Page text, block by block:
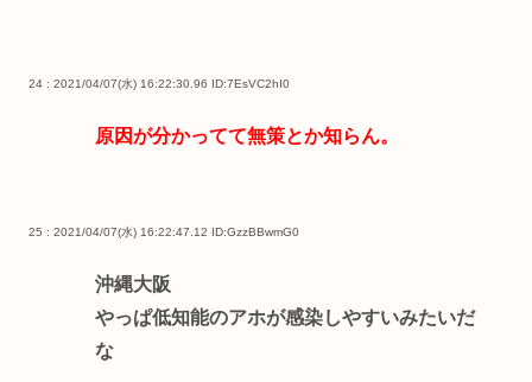
24 : 2021/04/07(水) 16:22:30.96 ID:7EsVC2hI0
原因が分かってて無策とか知らん。
25 : 2021/04/07(水) 16:22:47.12 ID:GzzBBwmG0
沖縄大阪
やっぱ低知能のアホが感染しやすいみたいだ
な